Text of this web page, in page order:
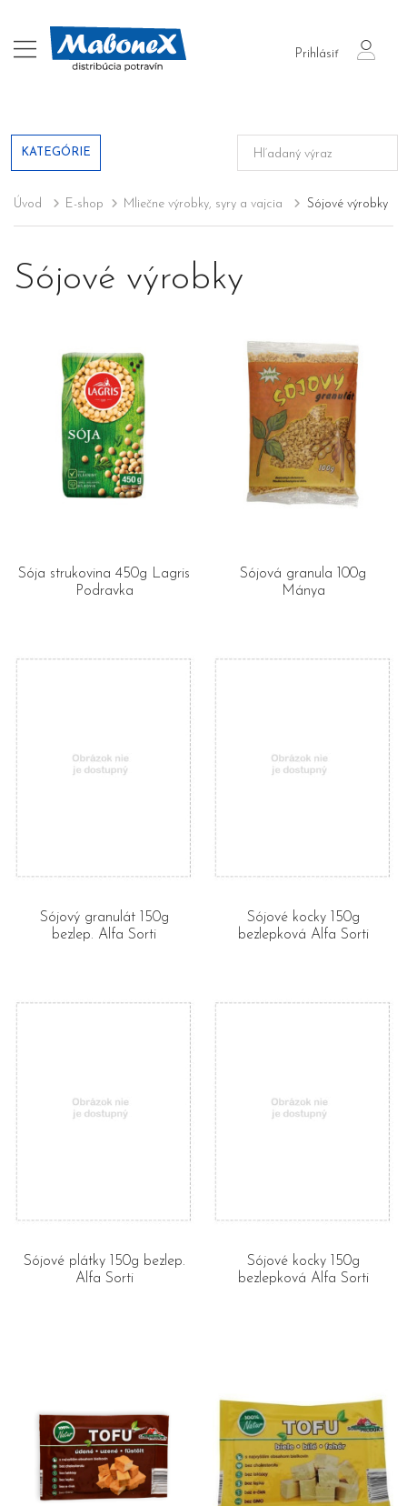
Prihlásiť
login
KATEGÓRIE
Úvod E-shop Mliečne výrobky, syry a vajcia Sójové výrobky
Sójové výrobky
Sója strukovina 450g Lagris
Podravka
Sójová granula 100g
Mánya
Sójový granulát 150g
bezlep. Alfa Sorti
Sójové kocky 150g
bezlepková Alfa Sorti
Sójové plátky 150g bezlep.
Alfa Sorti
Sójové kocky 150g
bezlepková Alfa Sorti